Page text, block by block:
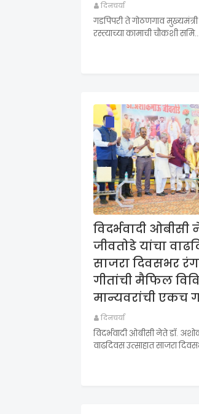
दिनचर्या
गडपिपरी ते गोठणगाव
रस्त्याच्या कामाची चौकशी समि…
विदर्भवादी
जीवतोडे यांचा
साजरा दिवसभर
गीतांची मैफिल
मान्यवरांची एकच
दिनचर्या
विदर्भवादी ओबीसी नेते डॉ.
वाढदिवस उत्साहात साजरा